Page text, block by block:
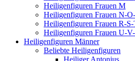
Heiligenfiguren Frauen M
Heiligenfiguren Frauen N-
Heiligenfiguren Frauen R-
Heiligenfiguren Frauen U-
Heiligenfiguren Männer
Beliebte Heiligenfiguren
Heiliger Antonius